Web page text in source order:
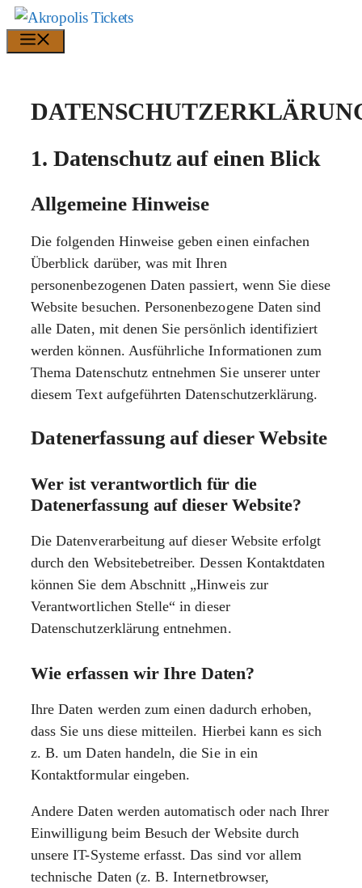
Zum
Inhalt
1. Datenschutz auf einen Blick
Allgemeine Hinweise
Die folgenden Hinweise geben einen einfachen
Überblick darüber, was mit Ihren
personenbezogenen Daten passiert, wenn Sie diese
Website besuchen. Personenbezogene Daten sind
alle Daten, mit denen Sie persönlich identifiziert
werden können. Ausführliche Informationen zum
Thema Datenschutz entnehmen Sie unserer unter
diesem Text aufgeführten Datenschutzerklärung.
Datenerfassung auf dieser Website
Wer ist verantwortlich für die
Datenerfassung auf dieser Website?
Die Datenverarbeitung auf dieser Website erfolgt
durch den Websitebetreiber. Dessen Kontaktdaten
können Sie dem Abschnitt „Hinweis zur
Verantwortlichen Stelle“ in dieser
Datenschutzerklärung entnehmen.
Wie erfassen wir Ihre Daten?
Ihre Daten werden zum einen dadurch erhoben,
dass Sie uns diese mitteilen. Hierbei kann es sich
z. B. um Daten handeln, die Sie in ein
Kontaktformular eingeben.
Andere Daten werden automatisch oder nach Ihrer
Einwilligung beim Besuch der Website durch
unsere IT-Systeme erfasst. Das sind vor allem
technische Daten (z. B. Internetbrowser,